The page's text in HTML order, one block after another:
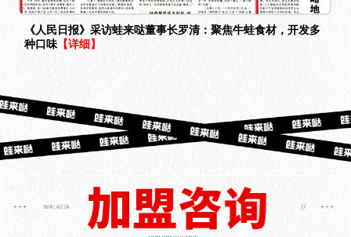
《人民日报》采访蛙来哒董事长罗清：聚焦牛蛙食材，开发多
种口味 【详细】